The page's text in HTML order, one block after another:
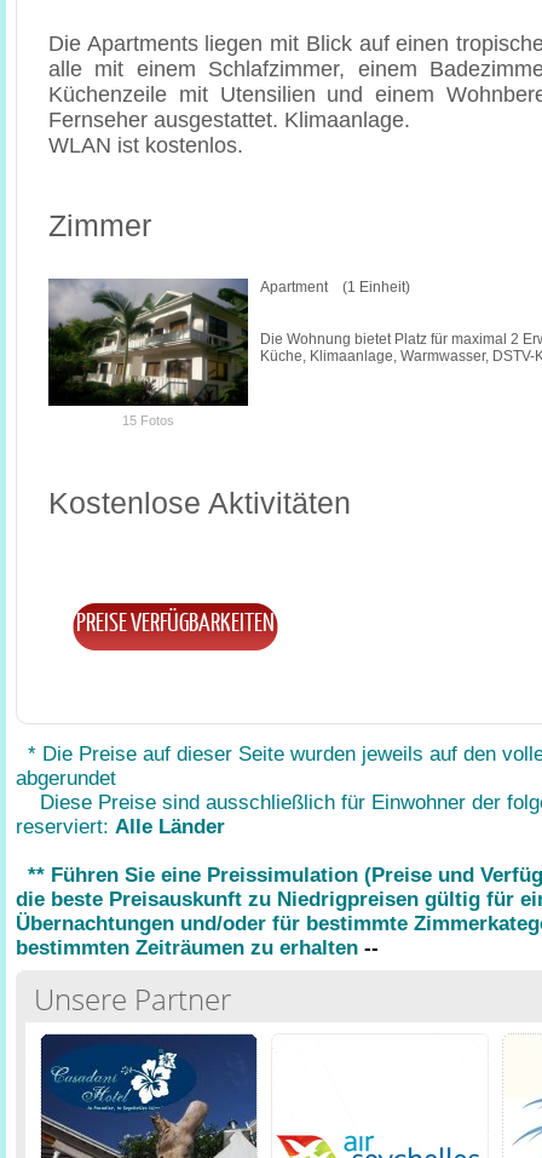
Die Apartments liegen mit Blick auf einen
alle mit einem Schlafzimmer, einem
Küchenzeile mit Utensilien und einem
Fernseher ausgestattet. Klimaanlage.
WLAN ist kostenlos.
Zimmer
15 Fotos
Apartment (1 Einheit)
Die Wohnung bietet Platz für maximal 2
Küche, Klimaanlage, Warmwasser, DSTV-
Kostenlose Aktivitäten
PREISE VERFÜGBARKEITEN
* Die Preise auf dieser Seite wurden jeweils auf den
abgerundet
Diese Preise sind ausschließlich für Einwohner der
reserviert: Alle Länder
** Führen Sie eine Preissimulation (Preise und
die beste Preisauskunft zu Niedrigpreisen gültig für
Übernachtungen und/oder für bestimmte
bestimmten Zeiträumen zu erhalten --
Unsere Partner